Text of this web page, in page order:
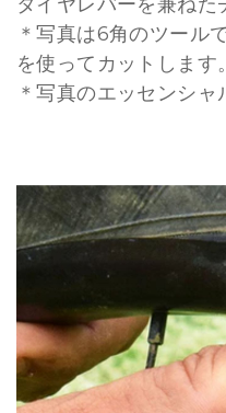
＊写真は6角のツール
を使ってカットします。
＊写真のエッセンシ